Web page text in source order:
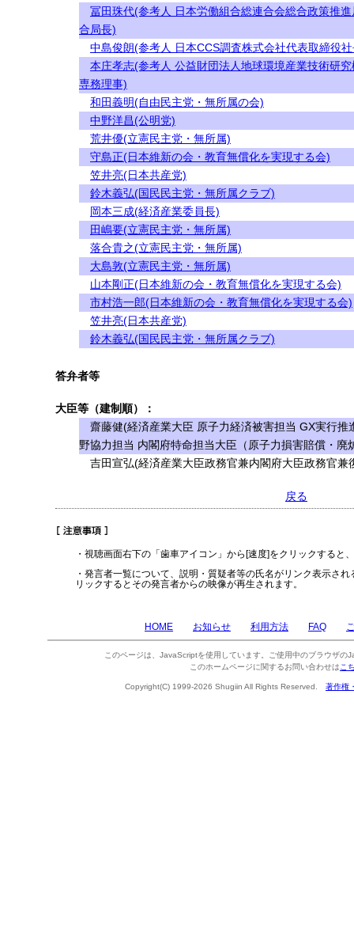
冨田珠代(参考人 日本労働組合総連合会総合政策推進
合局長)
中島俊朗(参考人 日本CCS調査株式会社代表取締役
本庄孝志(参考人 公益財団法人地球環境産業技術研究
専務理事)
和田義明(自由民主党・無所属の会)
中野洋昌(公明党)
荒井優(立憲民主党・無所属)
守島正(日本維新の会・教育無償化を実現する会)
笠井亮(日本共産党)
鈴木義弘(国民民主党・無所属クラブ)
岡本三成(経済産業委員長)
田嶋要(立憲民主党・無所属)
落合貴之(立憲民主党・無所属)
大島敦(立憲民主党・無所属)
山本剛正(日本維新の会・教育無償化を実現する会)
市村浩一郎(日本維新の会・教育無償化を実現する会)
笠井亮(日本共産党)
鈴木義弘(国民民主党・無所属クラブ)
答弁者等
大臣等（建制順）：
齋藤健(経済産業大臣 原子力経済被害担当 GX実行推
野協力担当 内閣府特命担当大臣（原子力損害賠償・廃
吉田宣弘(経済産業大臣政務官兼内閣府大臣政務官兼
戻る
・視聴画面右下の「歯車アイコン」から[速度]をクリックすると
・発言者一覧について、説明・質疑者等の氏名がリンク表示さ
リックするとその発言者からの映像が再生されます。
HOME お知らせ 利用方法 FAQ
このページは、JavaScriptを使用しています。ご使用中のブラウザの
このホームページに関するお問い合わせは こ
Copyright(C) 1999-2026 Shugiin All Rights Reserved. 著作権